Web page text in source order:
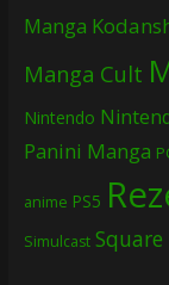
Manga
Manga Cult
Nintendo
Panini Manga
anime PS5
Simulcast